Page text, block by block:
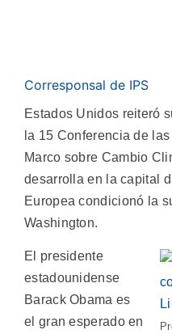
Corresponsal de IPS
Estados Unidos reiteró
la 15 Conferencia de
Marco sobre Cambio
desarrolla en la capital
Europea condicionó la
Washington.
El presidente
estadounidense
Barack Obama es
el gran esperado en